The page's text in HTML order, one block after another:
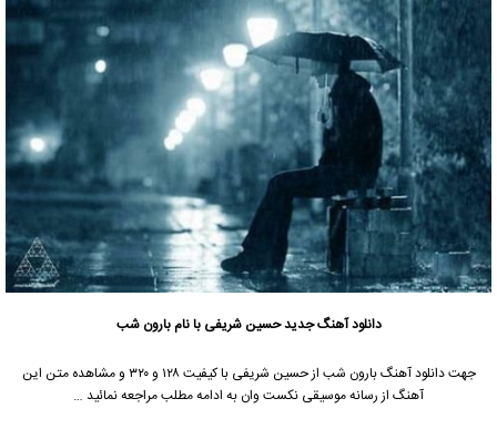
دانلود آهنگ جدیدحسین شریفی با نام بارون شب
جهت دانلود آهنگ بارون شب ازحسین شریفی
با کیفیت ۱۲۸ و ۳۲۰ و مشاهده متن این
آهنگ از رسانه موسیقی نکست وان به ادامه مطلب مراجعه نمائید …